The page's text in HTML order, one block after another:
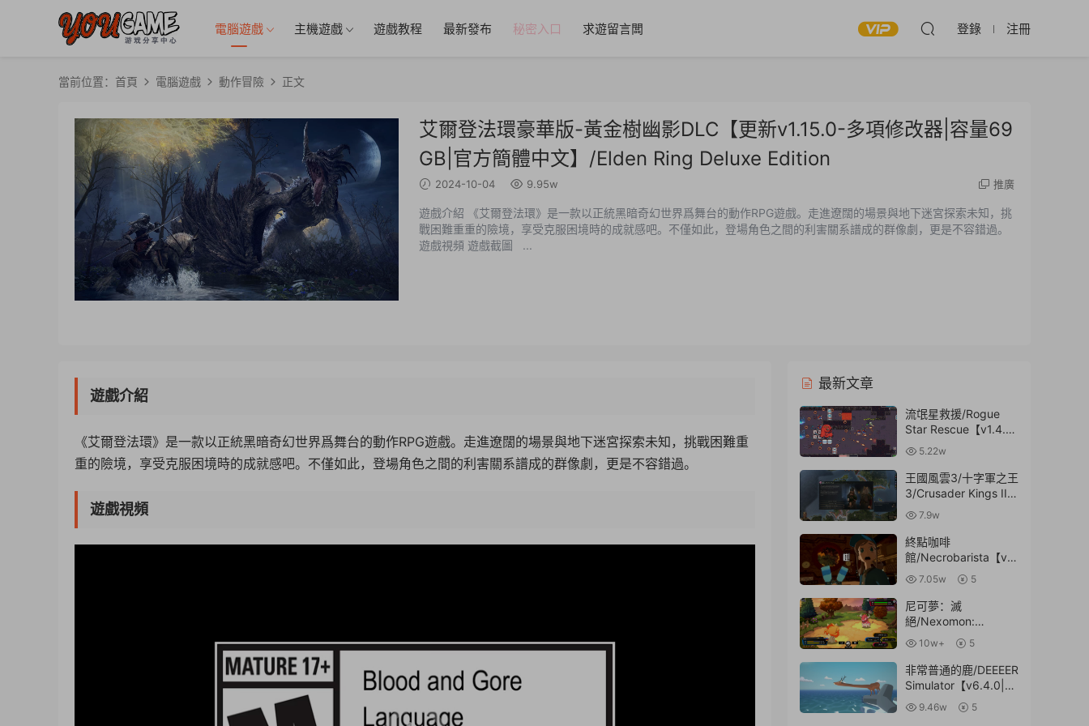
電腦遊戲 主機遊戲 遊戲教程 最新發布 秘密入口 求遊留言闆 登錄 注冊
當前位置： 首頁 電腦遊戲 動作冒險 正文
艾爾登法環豪華版-黃金樹幽影DLC【更新v1.15.0-多項修改器|容量69
GB|官方簡體中文】/Elden Ring Deluxe Edition
2024-10-04 9.95w 推廣
遊戲介紹 《艾爾登法環》是一款以正統黑暗奇幻世界爲舞台的動作RPG遊戲。走進遼闊的場景與地下迷宮探索未知，挑
戰困難重重的險境，享受克服困境時的成就感吧。不僅如此，登場角色之間的利害關系譜成的群像劇，更是不容錯過。
遊戲視頻 遊戲截圖 ...
遊戲介紹
《艾爾登法環》是一款以正統黑暗奇幻世界爲舞台的動作RPG遊戲。走進遼闊的場景與地下迷宮探索未知，挑戰困難重
重的險境，享受克服困境時的成就感吧。不僅如此，登場角色之間的利害關系譜成的群像劇，更是不容錯過。
遊戲視頻
最新文章
流氓星救援/Rogue
Star Rescue【v1.4.6|
容量567MB|官方簡體
中文】
5.22w
王國風雲3/十字軍之王
3/Crusader Kings III/
支持網絡聯機【v1.8.2
聯機版|集成DLCs|容
量8.6GB|官方簡體中
文】
7.9w
終點咖啡
館/Necrobarista【v1.
0.8|容量4.11GB|官方
簡體中文】
7.05w 5
尼可夢：滅
絕/Nexomon:
Extinction【整合自定
義模式|容量3GB|官方
簡體中文】
10w+ 5
非常普通的鹿/DEEEER
Simulator【v6.4.0|整
合DLC|容量810MB|官
方簡體中文|贈原聲音
9.46w 5